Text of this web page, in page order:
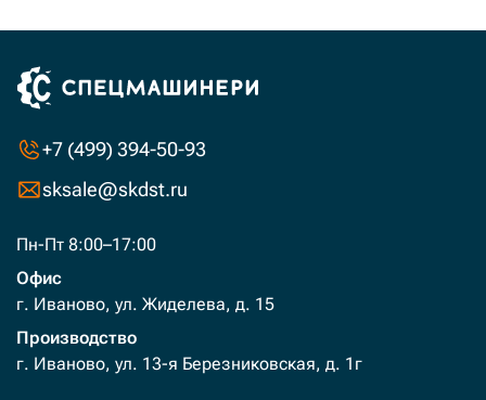
+7 (499) 394-50-93
sksale@skdst.ru
Пн-Пт 8:00–17:00
Офис
г. Иваново, ул. Жиделева, д. 15
Производство
г. Иваново, ул. 13-я Березниковская, д. 1г